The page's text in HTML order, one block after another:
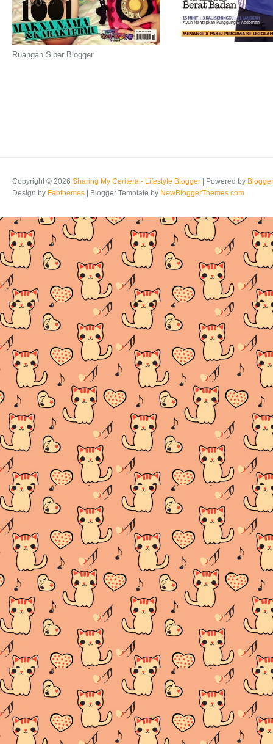
Ruangan Siber Blogger
Copyright © 2026 Sharing My Ceritera - Lifestyle Blogger | Powered by Blogger
Design by Fabthemes | Blogger Template by NewBloggerThemes.com